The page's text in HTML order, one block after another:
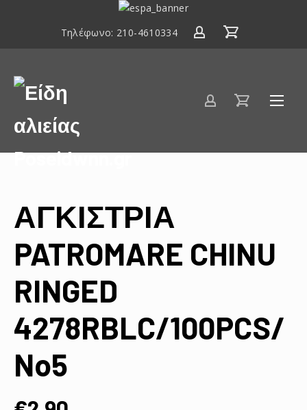
ΕΣΠΑ
2020
Τηλέφωνο: 210-4610334
Είδη
αλιείας
Poseidwnn.gr
ΑΓΚΙΣΤΡΙΑ
PATROMARE CHINU
RINGED
4278RBLC/100PCS/
No5